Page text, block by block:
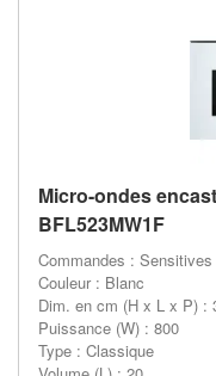
Micro-ondes
BFL523MW1F
Commandes : Sensitives
Couleur : Blanc
Dim. en cm (H x L x P) :
Puissance (W) : 800
Type : Classique